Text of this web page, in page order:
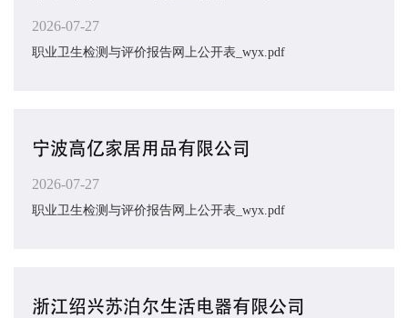
2026-07-27
职业卫生检测与评价报告网上公开表_wyx.pdf
宁波高亿家居用品有限公司
2026-07-27
职业卫生检测与评价报告网上公开表_wyx.pdf
浙江绍兴苏泊尔生活电器有限公司